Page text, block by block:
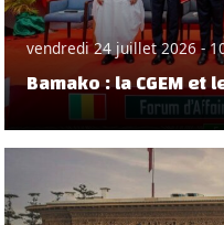
vendredi 24 juillet 2026 -
Bamako : la CGEM et